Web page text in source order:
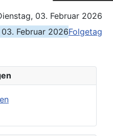
03. Februar 2026
Februar 2026Folgetag